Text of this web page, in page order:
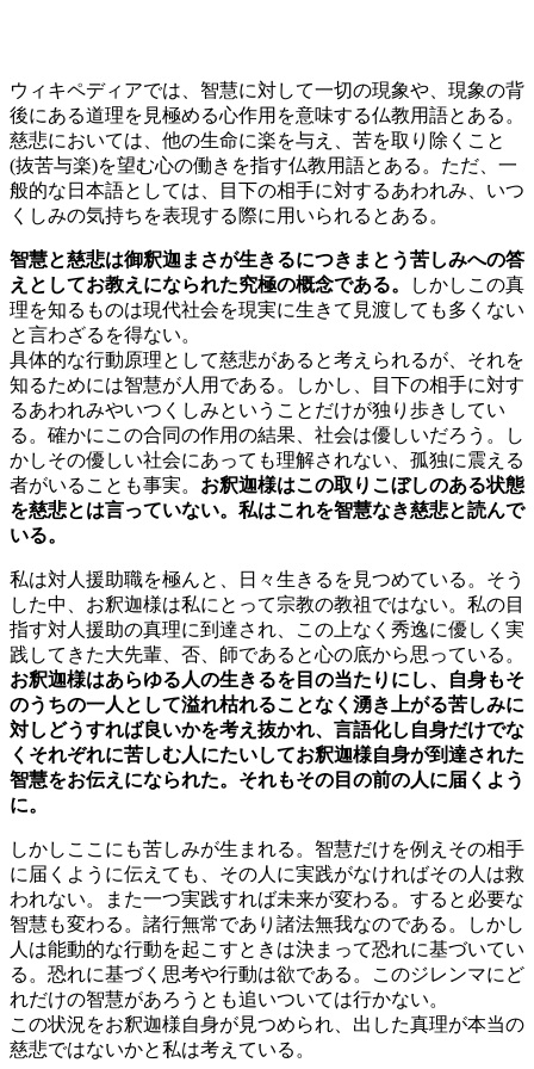
ウィキペディアでは、智慧に対して一切の現象や、現象の背
後にある道理を見極める心作用を意味する仏教用語とある。
慈悲においては、他の生命に楽を与え、苦を取り除くこと
(抜苦与楽)を望む心の働きを指す仏教用語とある。ただ、一
般的な日本語としては、目下の相手に対するあわれみ、いつ
くしみの気持ちを表現する際に用いられるとある。
智慧と慈悲は御釈迦まさが生きるにつきまとう苦しみへの答
えとしてお教えになられた究極の概念である。
しかしこの真
理を知るものは現代社会を現実に生きて見渡しても多くない
と言わざるを得ない。
具体的な行動原理として慈悲があると考えられるが、それを
知るためには智慧が人用である。しかし、目下の相手に対す
るあわれみやいつくしみということだけが独り歩きしてい
る。確かにこの合同の作用の結果、社会は優しいだろう。し
かしその優しい社会にあっても理解されない、孤独に震える
者がいることも事実。 お釈迦様はこの取りこぼしのある状態
を慈悲とは言っていない。私はこれを智慧なき慈悲と読んで
いる。
私は対人援助職を極んと、日々生きるを見つめている。そう
した中、お釈迦様は私にとって宗教の教祖ではない。私の目
指す対人援助の真理に到達され、この上なく秀逸に優しく実
践してきた大先輩、否、師であると心の底から思っている。
お釈迦様はあらゆる人の生きるを目の当たりにし、自身もそ
のうちの一人として溢れ枯れることなく湧き上がる苦しみに
対しどうすれば良いかを考え抜かれ、言語化し自身だけでな
くそれぞれに苦しむ人にたいしてお釈迦様自身が到達された
智慧をお伝えになられた。それもその目の前の人に届くよう
に。
しかしここにも苦しみが生まれる。智慧だけを例えその相手
に届くように伝えても、その人に実践がなければその人は救
われない。また一つ実践すれば未来が変わる。すると必要な
智慧も変わる。諸行無常であり諸法無我なのである。しかし
人は能動的な行動を起こすときは決まって恐れに基づいてい
る。恐れに基づく思考や行動は欲である。このジレンマにど
れだけの智慧があろうとも追いついては行かない。
この状況をお釈迦様自身が見つめられ、出した真理が本当の
慈悲ではないかと私は考えている。